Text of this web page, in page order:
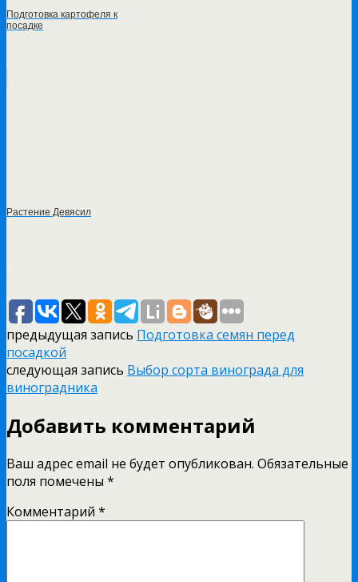
Подготовка картофеля к
посадке
Растение Девясил
предыдущая запись Подготовка семян перед
посадкой
следующая запись Выбор сорта винограда для
виноградника
Добавить комментарий
Ваш адрес email не будет опубликован. Обязательные
поля помечены *
Комментарий *